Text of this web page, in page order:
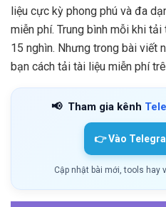
liệu cực kỳ phong phú và đa
miễn phí. Trung bình mỗi khi
15 nghìn. Nhưng trong bài viết
bạn cách tải tài liệu miễn phí
📢 Tham gia kênh
👉 Vào
Cập nhật bài mới, tools hay